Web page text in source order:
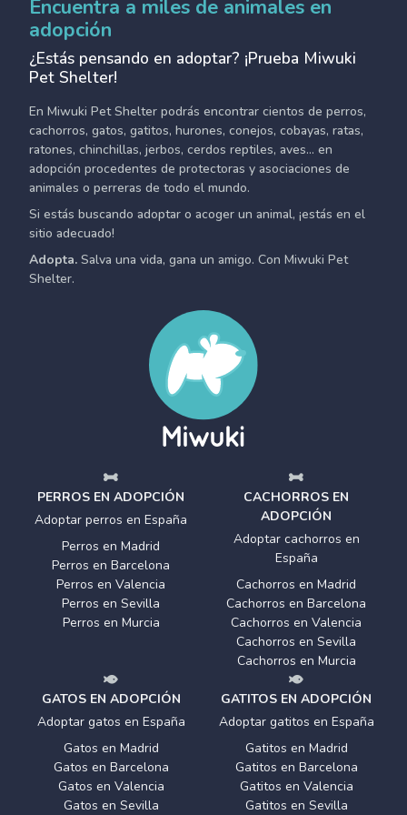
Encuentra a miles de animales en
adopción
¿Estás pensando en adoptar? ¡Prueba Miwuki
Pet Shelter!
En Miwuki Pet Shelter podrás encontrar cientos de perros,
cachorros, gatos, gatitos, hurones, conejos, cobayas, ratas,
ratones, chinchillas, jerbos, cerdos reptiles, aves... en
adopción procedentes de protectoras y asociaciones de
animales o perreras de todo el mundo.
Si estás buscando adoptar o acoger un animal, ¡estás en el
sitio adecuado!
Adopta. Salva una vida, gana un amigo. Con Miwuki Pet
Shelter.
PERROS EN ADOPCIÓN
Adoptar perros en España
Perros en Madrid
Perros en Barcelona
Perros en Valencia
Perros en Sevilla
Perros en Murcia
CACHORROS EN
ADOPCIÓN
Adoptar cachorros en
España
Cachorros en Madrid
Cachorros en Barcelona
Cachorros en Valencia
Cachorros en Sevilla
Cachorros en Murcia
GATOS EN ADOPCIÓN
Adoptar gatos en España
Gatos en Madrid
Gatos en Barcelona
Gatos en Valencia
Gatos en Sevilla
GATITOS EN ADOPCIÓN
Adoptar gatitos en España
Gatitos en Madrid
Gatitos en Barcelona
Gatitos en Valencia
Gatitos en Sevilla